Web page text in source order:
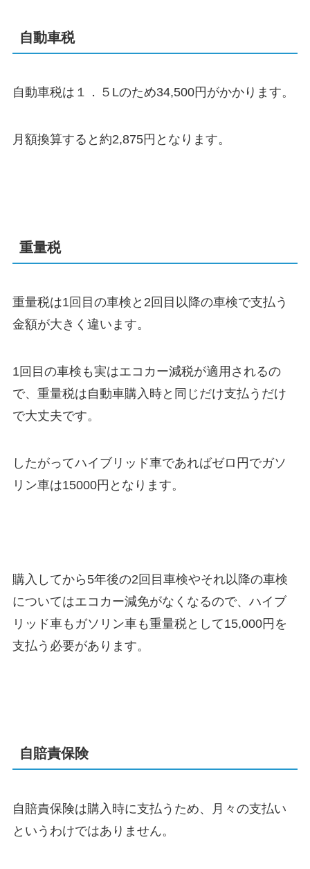
自動車税
自動車税は１．５Lのため34,500円がかかります。
月額換算すると約2,875円となります。
重量税
重量税は1回目の車検と2回目以降の車検で支払う
金額が大きく違います。
1回目の車検も実はエコカー減税が適用されるの
で、重量税は自動車購入時と同じだけ支払うだけ
で大丈夫です。
したがってハイブリッド車であればゼロ円でガソ
リン車は15000円となります。
購入してから5年後の2回目車検やそれ以降の車検
についてはエコカー減免がなくなるので、ハイブ
リッド車もガソリン車も重量税として15,000円を
支払う必要があります。
自賠責保険
自賠責保険は購入時に支払うため、月々の支払い
というわけではありません。